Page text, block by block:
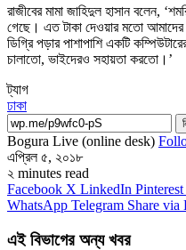
রাজীবের মামা জাহিদুল হাসান বলেন,
গেছে। এত টাকা দেওয়ার মতো আমাদের
ডিগ্রি পড়ার পাশাপাশি একটি
চালাতো, ভাইদেরও সহায়তা করতো।’
ট্যাগ
ঢাকা
Bogura Live (online desk)
এপ্রিল ৫, ২০১৮
২ minutes read
Facebook X LinkedIn Pinterest
WhatsApp Telegram Share via
এই বিভাগের অন্য খবর